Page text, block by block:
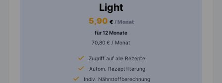
Light
5,90 € / Monat
für 12 Monate
70,80 € / Monat
Zugriff auf alle Rezepte
Autom. Rezeptfilterung
Indiv. Nährstoffberechnung